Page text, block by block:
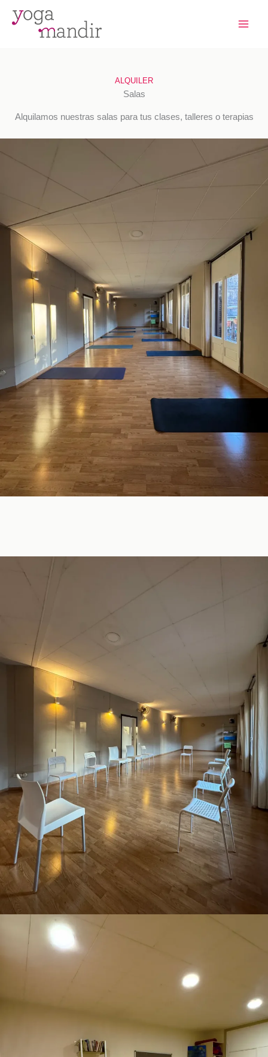
ALQUILER
Salas
Alquilamos nuestras salas para tus clases, talleres o terapias